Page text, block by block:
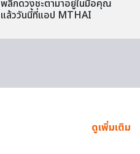
พลิกดวงชะตามาอยู่ในมือคุณ
แล้ววันนี้ที่แอป MTHAI
ดูเพิ่มเติม